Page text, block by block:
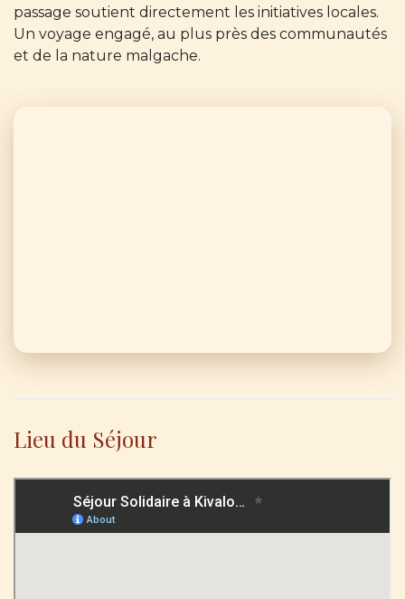
passage soutient directement les initiatives locales.
Un voyage engagé, au plus près des communautés
et de la nature malgache.
Lieu du Séjour